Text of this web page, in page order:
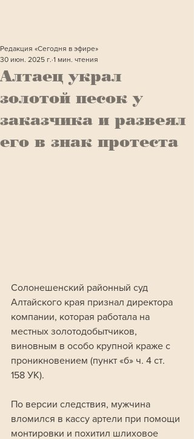
Алтаец украл
золотой песок у
заказчика и развеял
его в знак протеста
Редакция «Сегодня в эфире»
30 июн. 2025 г. 1 мин. чтения
Солонешенский районный суд
Алтайского края признал директора
компании, которая работала на
местных золотодобытчиков,
виновным в особо крупной краже с
проникновением (пункт «б» ч. 4 ст.
158 УК).
По версии следствия, мужчина
вломился в кассу артели при помощи
монтировки и похитил шлиховое